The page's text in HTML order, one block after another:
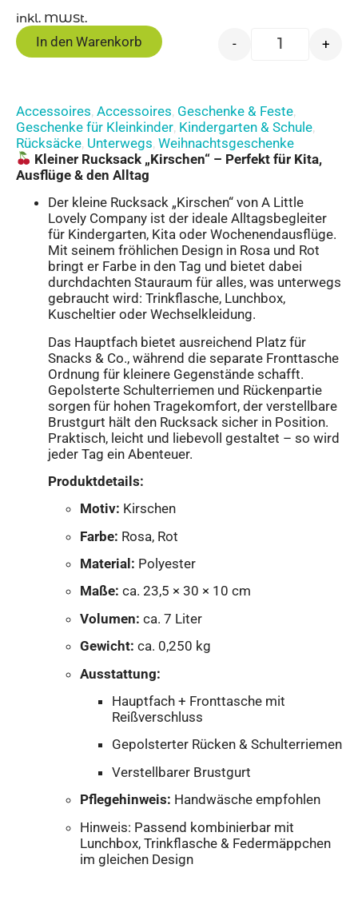
inkl. MWSt.
- +
In den Warenkorb
Accessoires, Accessoires, Geschenke & Feste,
Geschenke für Kleinkinder, Kindergarten & Schule,
Rücksäcke, Unterwegs, Weihnachtsgeschenke
Kleiner Rucksack „Kirschen“ – Perfekt für Kita,
Ausflüge & den Alltag
Der kleine Rucksack „Kirschen“ von A Little
Lovely Company ist der ideale Alltagsbegleiter
für Kindergarten, Kita oder Wochenendausflüge.
Mit seinem fröhlichen Design in Rosa und Rot
bringt er Farbe in den Tag und bietet dabei
durchdachten Stauraum für alles, was unterwegs
gebraucht wird: Trinkflasche, Lunchbox,
Kuscheltier oder Wechselkleidung.
Das Hauptfach bietet ausreichend Platz für
Snacks & Co., während die separate Fronttasche
Ordnung für kleinere Gegenstände schafft.
Gepolsterte Schulterriemen und Rückenpartie
sorgen für hohen Tragekomfort, der verstellbare
Brustgurt hält den Rucksack sicher in Position.
Praktisch, leicht und liebevoll gestaltet – so wird
jeder Tag ein Abenteuer.
Produktdetails:
Motiv: Kirschen
Farbe: Rosa, Rot
Material: Polyester
Maße: ca. 23,5 × 30 × 10 cm
Volumen: ca. 7 Liter
Gewicht: ca. 0,250 kg
Ausstattung:
Hauptfach + Fronttasche mit
Reißverschluss
Gepolsterter Rücken & Schulterriemen
Verstellbarer Brustgurt
Pflegehinweis: Handwäsche empfohlen
Hinweis: Passend kombinierbar mit
Lunchbox, Trinkflasche & Federmäppchen
im gleichen Design